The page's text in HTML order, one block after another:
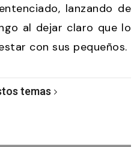
lanzando de
al dejar claro que lo
con sus pequeños.
temas